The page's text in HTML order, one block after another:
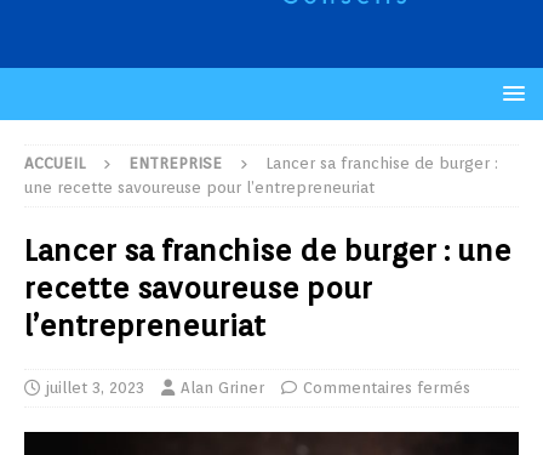
ACCUEIL ENTREPRISE
Lancer sa franchise de burger :
une recette savoureuse pour l’entrepreneuriat
Lancer sa franchise de burger : une
recette savoureuse pour
l’entrepreneuriat
juillet 3, 2023 Alan Griner Commentaires fermés